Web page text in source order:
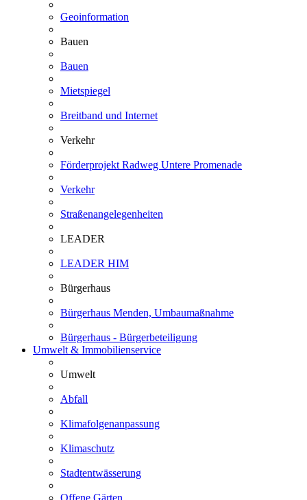
Geoinformation
Bauen
Bauen
Mietspiegel
Breitband und Internet
Verkehr
Förderprojekt Radweg Untere Promenade
Verkehr
Straßenangelegenheiten
LEADER
LEADER HIM
Bürgerhaus
Bürgerhaus Menden, Umbaumaßnahme
Bürgerhaus - Bürgerbeteiligung
Umwelt & Immobilienservice
Umwelt
Abfall
Klimafolgenanpassung
Klimaschutz
Stadtentwässerung
Offene Gärten